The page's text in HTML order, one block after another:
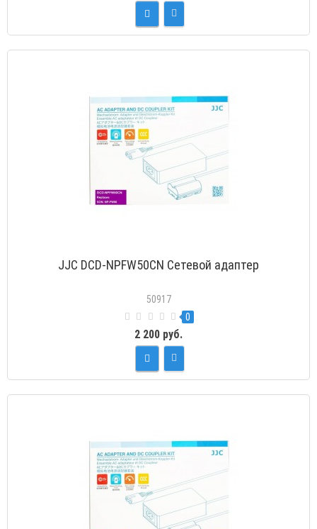
JJC DCD-NPFW50CN Сетевой адаптер
50917
0
2 200 руб.